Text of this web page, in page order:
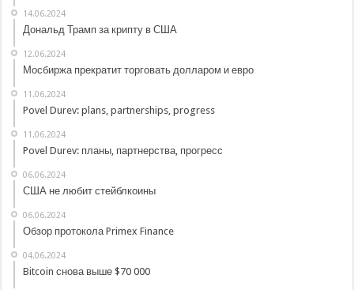
14.06.2024
Дональд Трамп за крипту в США
12.06.2024
Мосбиржа прекратит торговать долларом и евро
11.06.2024
Povel Durev: plans, partnerships, progress
11.06.2024
Povel Durev: планы, партнерства, прогресс
06.06.2024
США не любит стейблкоины
06.06.2024
Обзор протокола Primex Finance
04.06.2024
Bitcoin снова выше $70 000